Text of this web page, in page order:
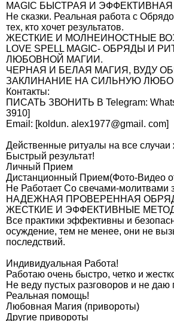
MAGIC БЫСТРАЯ И
Не сказки. Реальная работа с
тех, кто хочет результатов.
ЖЕСТКИЕ И МОЛНЕИНОСТНЫЕ
LOVE SPELL MAGIC- ОБРЯДЫ И
ЛЮБОВНОЙ МАГИИ.
ЧЕРНАЯ И БЕЛАЯ МАГИЯ, ВУДУ
ЗАКЛИНАНИЕ НА СИЛЬНУЮ
Контакты:
ПИСАТЬ ЗВОНИТЬ В Telegram:
3910]
Email: [koldun. alex1977@gmail. com]
Действенные ритуалы на все случаи
Быстрый результат!
Личный Прием
Дистанционный Прием(Фото-Видео
Не Работает Со свечами-молитвами
НАДЕЖНАЯ ПРОВЕРЕННАЯ
ЖЕСТКИЕ И ЭФФЕКТИВНЫЕ
Все практики эффективны и
осуждение, тем не менее, они не
последствий.
Индивидуальная Работа!
Работаю очень быстро, четко и
Не веду пустых разговоров и не
Реальная помощь!
Любовная Магия (привороты)
Другие привороты